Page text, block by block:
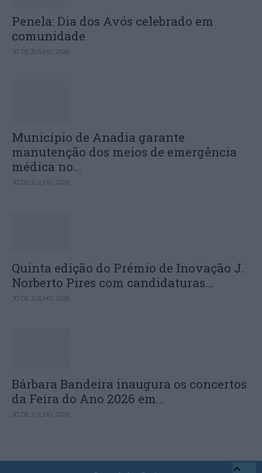
Penela: Dia dos Avós celebrado em
comunidade
30 DE JULHO, 2026
Município de Anadia garante
manutenção dos meios de emergência
médica no...
30 DE JULHO, 2026
Quinta edição do Prémio de Inovação J.
Norberto Pires com candidaturas...
30 DE JULHO, 2026
Bárbara Bandeira inaugura os concertos
da Feira do Ano 2026 em...
30 DE JULHO, 2026